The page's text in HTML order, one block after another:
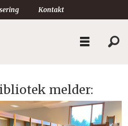
Kontakt
melder: